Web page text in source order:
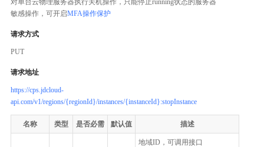
敏感操作，可开启MFA操作保护
请求方式
PUT
请求地址
https://cps.jdcloud-
api.com/v1/regions/{regionId}/instances/{instanceId}:stopInstance
名称 类型 是否必需 默认值 描述
地域ID，可调用接口